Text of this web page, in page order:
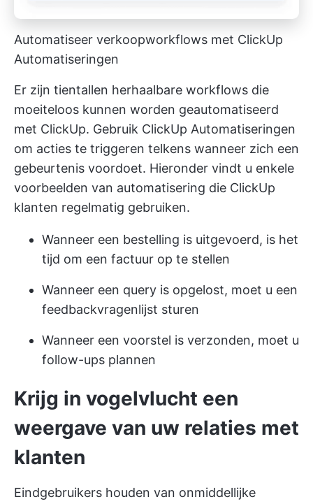
Automatiseer verkoopworkflows met ClickUp
Automatiseringen
Er zijn tientallen herhaalbare workflows die
moeiteloos kunnen worden geautomatiseerd
met ClickUp. Gebruik ClickUp Automatiseringen
om acties te triggeren telkens wanneer zich een
gebeurtenis voordoet. Hieronder vindt u enkele
voorbeelden van automatisering die ClickUp
klanten regelmatig gebruiken.
Wanneer een bestelling is uitgevoerd, is het
tijd om een factuur op te stellen
Wanneer een query is opgelost, moet u een
feedbackvragenlijst sturen
Wanneer een voorstel is verzonden, moet u
follow-ups plannen
Krijg in vogelvlucht een
weergave van uw relaties met
klanten
Eindgebruikers houden van onmiddellijke